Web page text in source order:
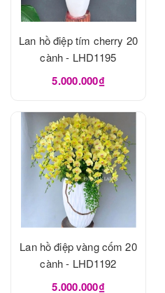
Lan hồ điệp tím cherry 20
cành - LHD1195
5.000.000₫
Lan hồ điệp vàng cốm 20
cành - LHD1192
5.000.000₫